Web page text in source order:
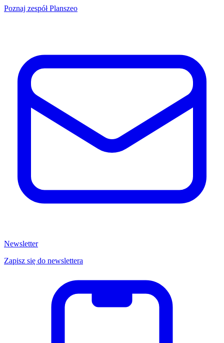
Poznaj zespół Planszeo
Newsletter
Zapisz się do newslettera